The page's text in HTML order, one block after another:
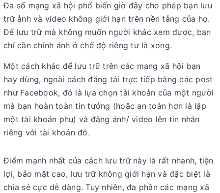
Đa số mạng xã hội phổ biến giờ đây cho phép bạn lưu
trữ ảnh và video không giới hạn trên nền tảng của họ.
Để lưu trữ mà không muốn người khác xem được, bạn
chỉ cần chỉnh ảnh ở chế độ riêng tư là xong.
Một cách khác để lưu trữ trên các mạng xã hội bạn
hay dùng, ngoài cách đăng tải trực tiếp bằng các post
như Facebook, đó là lựa chọn tài khoản của một người
mà bạn hoàn toàn tin tưởng (hoặc an toàn hơn là lập
một tài khoản phụ) và đăng ảnh/ video lên tin nhắn
riêng với tài khoản đó.
Điểm mạnh nhất của cách lưu trữ này là rất nhanh, tiện
lợi, bảo mật cao, lưu trữ không giới hạn và đặc biệt là
chia sẻ cực dễ dàng. Tuy nhiên, đa phần các mạng xã